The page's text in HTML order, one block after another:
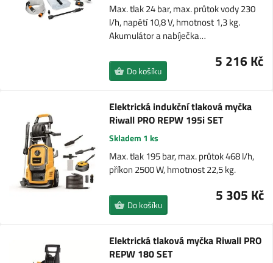
Max. tlak 24 bar, max. průtok vody 230
l/h, napětí 10,8 V, hmotnost 1,3 kg.
Akumulátor a nabíječka…
5 216 Kč
Do košíku
Elektrická indukční tlaková myčka
Riwall PRO REPW 195i SET
Skladem 1 ks
Max. tlak 195 bar, max. průtok 468 l/h,
příkon 2500 W, hmotnost 22,5 kg.
5 305 Kč
Do košíku
Elektrická tlaková myčka Riwall PRO
REPW 180 SET